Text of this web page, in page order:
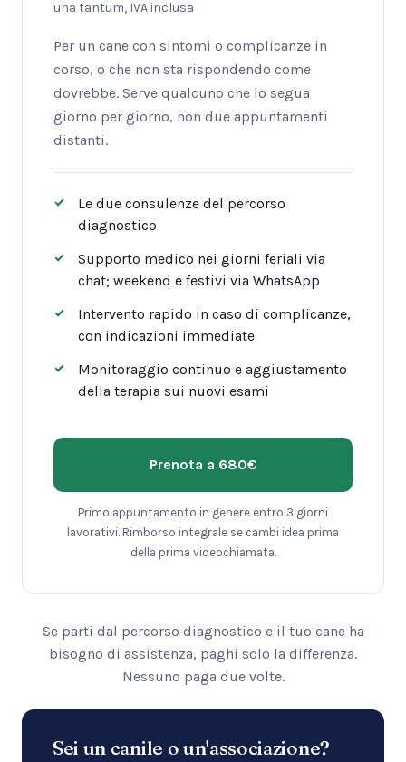
una tantum, IVA inclusa
Per un cane con sintomi o complicanze in
corso, o che non sta rispondendo come
dovrebbe. Serve qualcuno che lo segua
giorno per giorno, non due appuntamenti
distanti.
Le due consulenze del percorso
diagnostico
Supporto medico nei giorni feriali via
chat; weekend e festivi via WhatsApp
Intervento rapido in caso di complicanze,
con indicazioni immediate
Monitoraggio continuo e aggiustamento
della terapia sui nuovi esami
Prenota a 680€
Primo appuntamento in genere entro 3 giorni
lavorativi. Rimborso integrale se cambi idea prima
della prima videochiamata.
Se parti dal percorso diagnostico e il tuo cane ha
bisogno di assistenza, paghi solo la differenza.
Nessuno paga due volte.
Sei un canile o un'associazione?